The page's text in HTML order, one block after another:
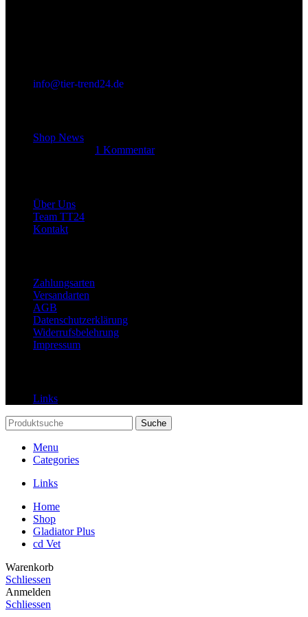
info@tier-trend24.de
Shop News
1 Kommentar
Über Uns
Team TT24
Kontakt
Zahlungsarten
Versandarten
AGB
Datenschutzerklärung
Widerrufsbelehrung
Impressum
Links
Suche
Menu
Categories
Links
Home
Shop
Gladiator Plus
cd Vet
Warenkorb
Schliessen
Anmelden
Schliessen